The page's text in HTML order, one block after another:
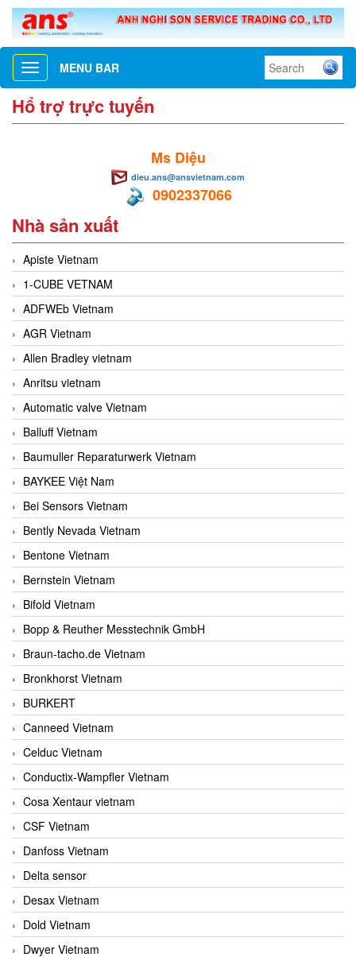
Toggle
navigation
MENU BAR
Hổ trợ trực tuyến
Ms Diệu
dieu.ans@ansvietnam.com
0902337066
Nhà sản xuất
Apiste Vietnam
1-CUBE VETNAM
ADFWEb Vietnam
AGR Vietnam
Allen Bradley vietnam
Anritsu vietnam
Automatic valve Vietnam
Balluff Vietnam
Baumuller Reparaturwerk Vietnam
BAYKEE Việt Nam
Bei Sensors Vietnam
Bently Nevada Vietnam
Bentone Vietnam
Bernstein Vietnam
Bifold Vietnam
Bopp & Reuther Messtechnik GmbH
Braun-tacho.de Vietnam
Bronkhorst Vietnam
BURKERT
Canneed Vietnam
Celduc Vietnam
Conductix-Wampfler Vietnam
Cosa Xentaur vietnam
CSF Vietnam
Danfoss Vietnam
Delta sensor
Desax Vietnam
Dold Vietnam
Dwyer Vietnam